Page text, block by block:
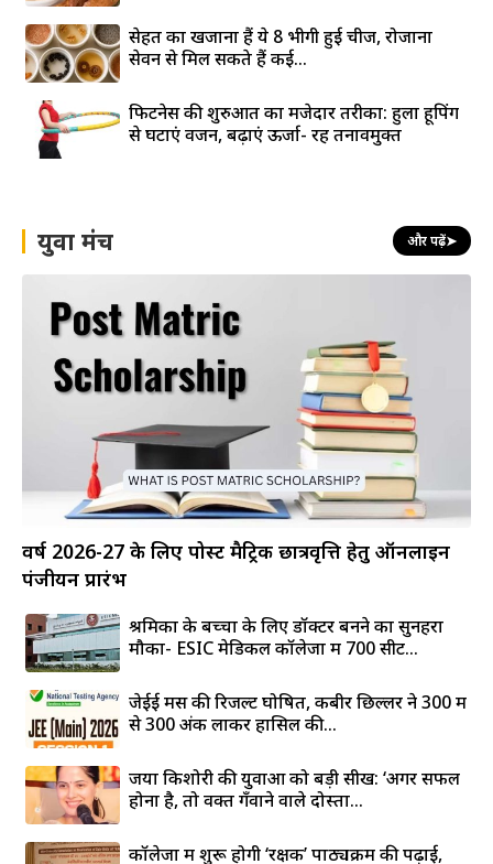
सेहत का खजाना हैं ये 8 भीगी हुई चीजें, रोजाना
सेवन से मिल सकते हैं कई...
फिटनेस की शुरुआत का मजेदार तरीका: हुला हूपिंग
से घटाएं वजन, बढ़ाएं ऊर्जा- रहें तनावमुक्त
युवा मंच और पढ़ें➤
वर्ष 2026-27 के लिए पोस्ट मैट्रिक छात्रवृत्ति हेतु ऑनलाइन
पंजीयन प्रारंभ
श्रमिकों के बच्चों के लिए डॉक्टर बनने का सुनहरा
मौका- ESIC मेडिकल कॉलेजों में 700 सीटें...
जेईई मेंस की रिजल्ट घोषित, कबीर छिल्लर ने 300 में
से 300 अंक लाकर हासिल की...
जया किशोरी की युवाओं को बड़ी सीख: ‘अगर सफल
होना है, तो वक्त गँवाने वाले दोस्तों...
कॉलेजों में शुरू होगी ‘रक्षक’ पाठ्यक्रम की पढ़ाई,